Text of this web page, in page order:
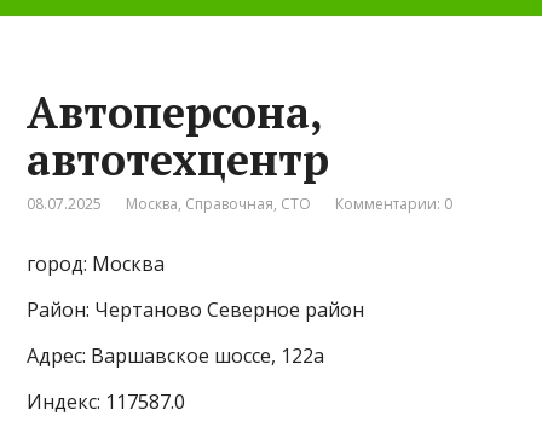
Автоперсона,
автотехцентр
08.07.2025 Москва, Справочная, СТО Комментарии: 0
город: Москва
Район: Чертаново Северное район
Адрес: Варшавское шоссе, 122а
Индекс: 117587.0